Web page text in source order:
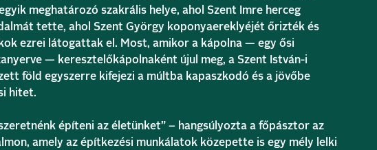
meghatározó szakrális helye, ahol Szent Imre herceg
tette, ahol Szent György koponyaereklyéjét őrizték és
ezrei látogattak el. Most, amikor a kápolna — egy ősi
— keresztelőkápolnaként újul meg, a Szent István-i
föld egyszerre kifejezi a múltba kapaszkodó és a jövőbe
hitet.
építeni az életünket” – hangsúlyozta a főpásztor az
amely az építkezési munkálatok közepette is egy mély lelki